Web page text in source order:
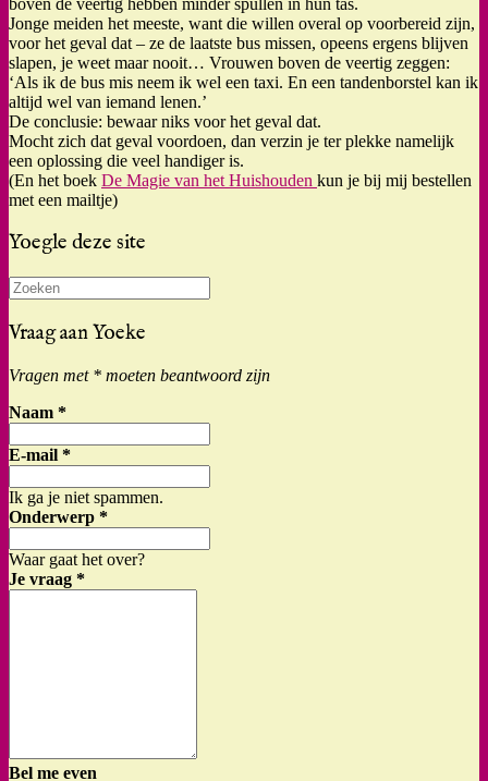
Jonge meiden het meeste, want die willen overal op voorbereid zijn,
voor het geval dat – ze de laatste bus missen, opeens ergens blijven
slapen, je weet maar nooit… Vrouwen boven de veertig zeggen:
‘Als ik de bus mis neem ik wel een taxi. En een tandenborstel kan ik
altijd wel van iemand lenen.’
De conclusie: bewaar niks voor het geval dat.
Mocht zich dat geval voordoen, dan verzin je ter plekke namelijk
een oplossing die veel handiger is.
(En het boek De Magie van het Huishouden kun je bij mij bestellen
met een mailtje)
Yoegle deze site
Zoeken
naar:
Vraag aan Yoeke
Vragen met * moeten beantwoord zijn
Naam *
E-mail *
Ik ga je niet spammen.
Onderwerp *
Waar gaat het over?
Je vraag *
Bel me even